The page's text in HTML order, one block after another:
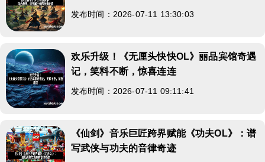
发布时间：2026-07-11 13:30:03
欢乐升级！《无厘头快快OL》丽品宾馆奇遇
记，笑料不断，惊喜连连
发布时间：2026-07-11 09:11:41
《仙剑》音乐巨匠跨界赋能《功夫OL》：谱
写武侠与功夫的音律奇迹